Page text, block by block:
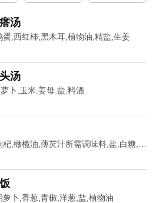
汤
蛋,西红柿,黑木耳,植物油,精盐,生姜
汤
卜,玉米,姜母,盐,料酒
萝卜,香葱,青椒,洋葱,盐,植物油